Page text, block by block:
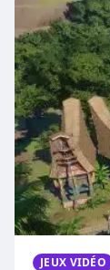
JEUX VIDÉO